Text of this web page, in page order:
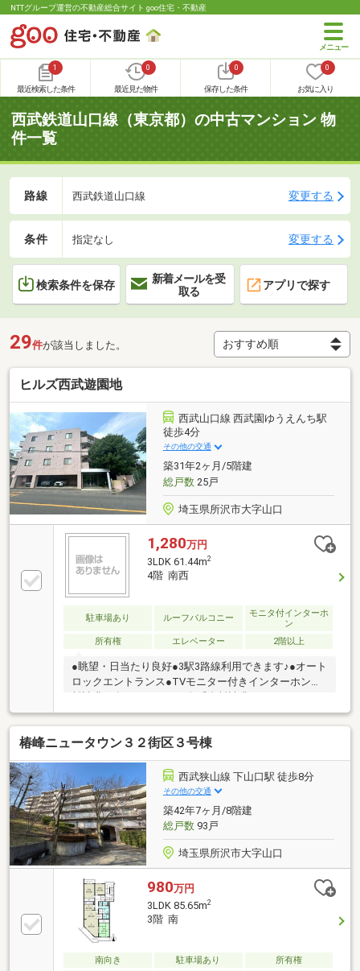
NTTグループ運営の不動産総合サイト goo住宅・不動産
1
最近検索した条件
0
最近見た物件
0
保存した条件
0
お気に入り
西武鉄道山口線（東京都）の中古マンション 物
件一覧
路線 西武鉄道山口線 変更する
条件 指定なし 変更する
検索条件を保存
新着メールを受
取る
アプリで探す
29件が該当しました。
ヒルズ西武遊園地
西武山口線 西武園ゆうえんち駅
徒歩4分
その他の交通
築31年2ヶ月/5階建
総戸数25戸
埼玉県所沢市大字山口
1,280万円
3LDK 61.44m2
4階 南西
駐車場あり ルーフバルコニー
モニタ付インターホ
ン
所有権
エレベーター 2階以上
●眺望・日当たり良好●3駅3路線利用できます♪●オート
ロックエントランス●TVモニター付きインターホン資
料請求は左下のオレンジ色『資料請求』をクリック。
直接のお問い合わせはフリーダイヤル0800-811-6989
まで。（スマートフォンの方は右下の青色『電話で問
い合わせ』をクリック）☆テレビで紹介された『やど
かリッチ』使えます！豊かに過ごすには『インテリ
ア』家具や家電と『エクステリア』カーポートや楽し
める庭、この充実度で変わってきます。これらを一括
で購入でき、その代金を住宅ローンに組み込むことが
可能なサービス、それがやどかリッチです。
椿峰ニュータウン３２街区３号棟
西武狭山線 下山口駅 徒歩8分
その他の交通
築42年7ヶ月/8階建
総戸数93戸
埼玉県所沢市大字山口
980万円
3LDK 85.65m2
3階 南
南向き 駐車場あり
所有権